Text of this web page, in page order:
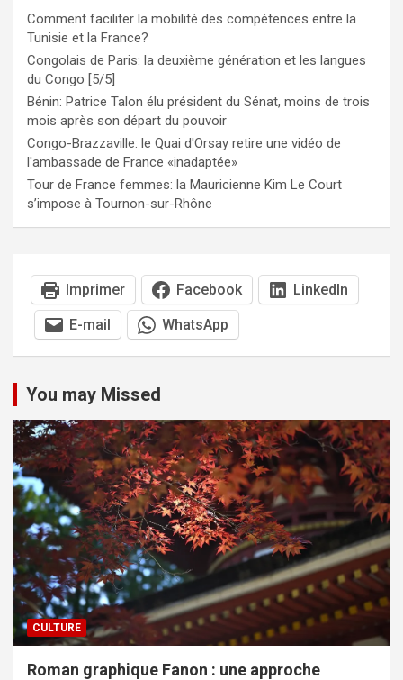
Comment faciliter la mobilité des compétences entre la
Tunisie et la France?
Congolais de Paris: la deuxième génération et les langues
du Congo [5/5]
Bénin: Patrice Talon élu président du Sénat, moins de trois
mois après son départ du pouvoir
Congo-Brazzaville: le Quai d'Orsay retire une vidéo de
l'ambassade de France «inadaptée»
Tour de France femmes: la Mauricienne Kim Le Court
s’impose à Tournon-sur-Rhône
Imprimer Facebook LinkedIn
E-mail WhatsApp
You may Missed
CULTURE
Roman graphique Fanon : une approche